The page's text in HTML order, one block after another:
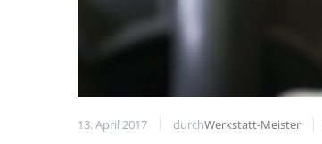
13. April 2017 durchWerkstatt-Meister